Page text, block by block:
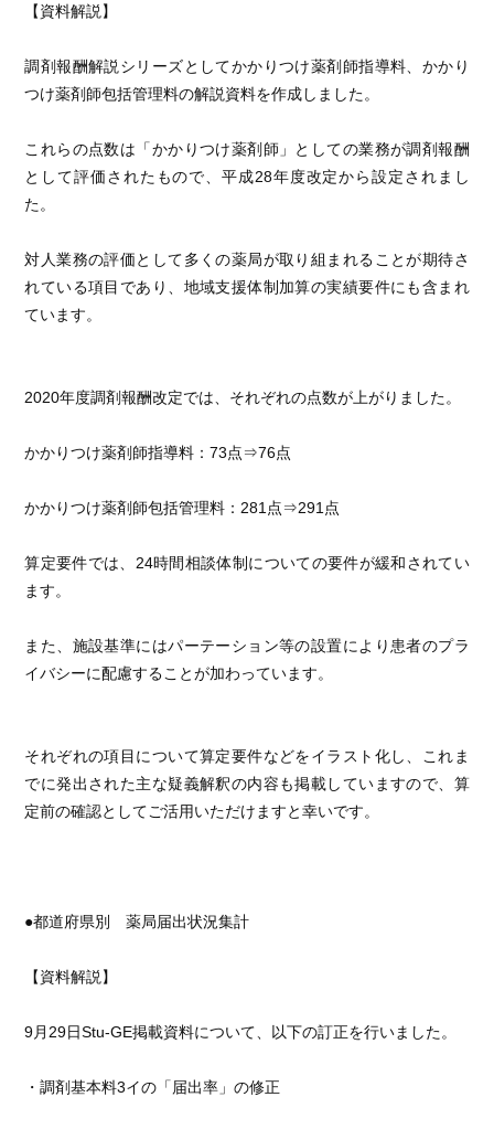
【資料解説】
調剤報酬解説シリーズとしてかかりつけ薬剤師指導料、かかり
つけ薬剤師包括管理料の解説資料を作成しました。
これらの点数は「かかりつけ薬剤師」としての業務が調剤報酬
として評価されたもので、平成28年度改定から設定されまし
た。
対人業務の評価として多くの薬局が取り組まれることが期待さ
れている項目であり、地域支援体制加算の実績要件にも含まれ
ています。
2020年度調剤報酬改定では、それぞれの点数が上がりました。
かかりつけ薬剤師指導料：73点⇒76点
かかりつけ薬剤師包括管理料：281点⇒291点
算定要件では、24時間相談体制についての要件が緩和されてい
ます。
また、施設基準にはパーテーション等の設置により患者のプラ
イバシーに配慮することが加わっています。
それぞれの項目について算定要件などをイラスト化し、これま
でに発出された主な疑義解釈の内容も掲載していますので、算
定前の確認としてご活用いただけますと幸いです。
●都道府県別 薬局届出状況集計
【資料解説】
9月29日Stu-GE掲載資料について、以下の訂正を行いました。
・調剤基本料3イの「届出率」の修正